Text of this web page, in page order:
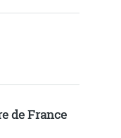
de France